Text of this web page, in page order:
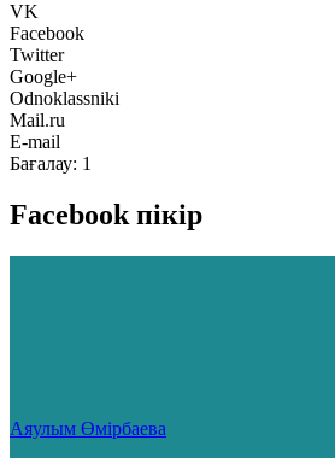
VK
Facebook
Twitter
Google+
Odnoklassniki
Mail.ru
E-mail
Бағалау: 1
Facebook пікір
Аяулым Өмірбаева